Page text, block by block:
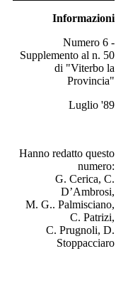
Informazioni
Numero 6 -
Supplemento al n. 50
di "Viterbo la
Provincia"
Luglio '89
Hanno redatto questo
numero:
G. Cerica, C.
D’Ambrosi,
M. G.. Palmisciano,
C. Patrizi,
C. Prugnoli, D.
Stoppacciaro